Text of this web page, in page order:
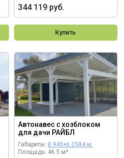
344 119 руб.
Купить
Автонавес с хозблоком
для дачи РАЙБЛ
Габариты: 8.945×6.2584 м.
Площадь: 46.5 м²